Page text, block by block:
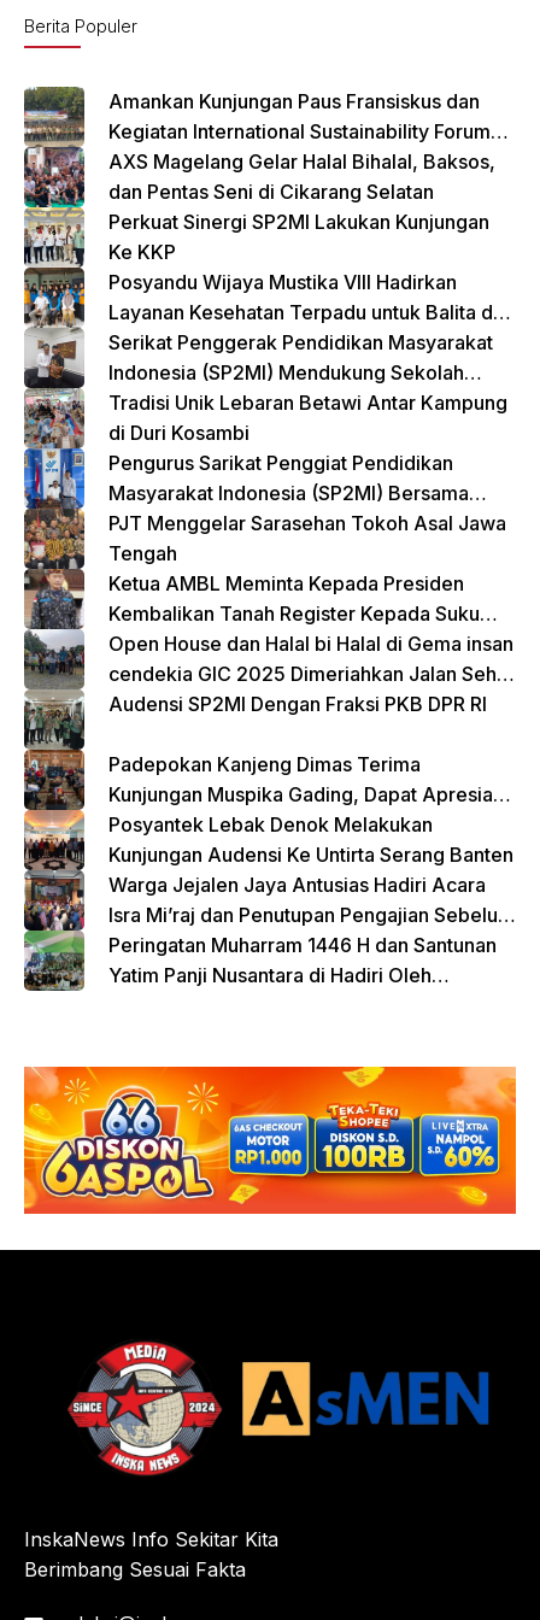
o
o
k
Berita Populer
Amankan Kunjungan Paus Fransiskus dan
Kegiatan International Sustainability Forum
(ISF) 2024 TNI-Polri Gelar Apel Pasukan
Gabungan
AXS Magelang Gelar Halal Bihalal, Baksos,
dan Pentas Seni di Cikarang Selatan
Perkuat Sinergi SP2MI Lakukan Kunjungan
Ke KKP
Posyandu Wijaya Mustika VIII Hadirkan
Layanan Kesehatan Terpadu untuk Balita dan
Lansia
Serikat Penggerak Pendidikan Masyarakat
Indonesia (SP2MI) Mendukung Sekolah
Rakyat yang Digagas oleh Kemensos
Tradisi Unik Lebaran Betawi Antar Kampung
di Duri Kosambi
Pengurus Sarikat Penggiat Pendidikan
Masyarakat Indonesia (SP2MI) Bersama
Nusadaya Akademik Kunjungi Kementerian
BP2MI
PJT Menggelar Sarasehan Tokoh Asal Jawa
Tengah
Ketua AMBL Meminta Kepada Presiden
Kembalikan Tanah Register Kepada Suku
Lampung
Open House dan Halal bi Halal di Gema insan
cendekia GIC 2025 Dimeriahkan Jalan Sehat
dan Bazar Kreatif
Audensi SP2MI Dengan Fraksi PKB DPR RI
Padepokan Kanjeng Dimas Terima
Kunjungan Muspika Gading, Dapat Apresiasi
atas Kontribusi Sosial dan Keagamaan
Posyantek Lebak Denok Melakukan
Kunjungan Audensi Ke Untirta Serang Banten
Warga Jejalen Jaya Antusias Hadiri Acara
Isra Mi’raj dan Penutupan Pengajian Sebelum
Ramadhan
Peringatan Muharram 1446 H dan Santunan
Yatim Panji Nusantara di Hadiri Oleh
InskaNews Info Sekitar Kita
Berimbang Sesuai Fakta